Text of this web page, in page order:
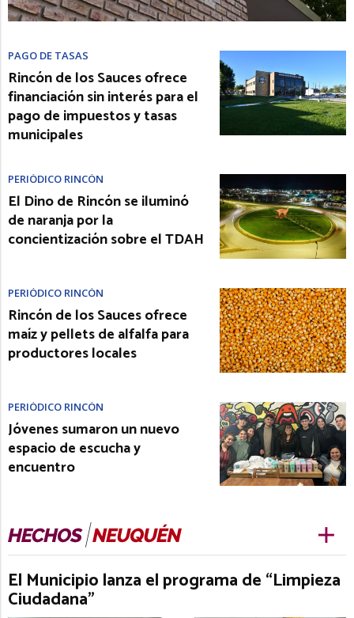
PAGO DE TASAS
Rincón de los Sauces ofrece
financiación sin interés para el
pago de impuestos y tasas
municipales
PERIÓDICO RINCÓN
El Dino de Rincón se iluminó
de naranja por la
concientización sobre el TDAH
PERIÓDICO RINCÓN
Rincón de los Sauces ofrece
maíz y pellets de alfalfa para
productores locales
PERIÓDICO RINCÓN
Jóvenes sumaron un nuevo
espacio de escucha y
encuentro
El Municipio lanza el programa de “Limpieza
Ciudadana”